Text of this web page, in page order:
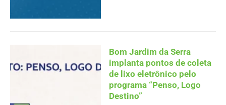
Bom Jardim da Serra
implanta pontos de coleta
de lixo eletrônico pelo
programa “Penso, Logo
Destino”